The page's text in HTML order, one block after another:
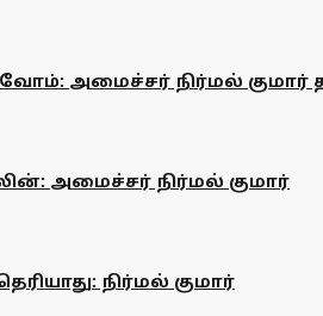
அமைச்சர் நிர்மல்
அமைச்சர் நிர்மல் குமார்
நிர்மல் குமார்